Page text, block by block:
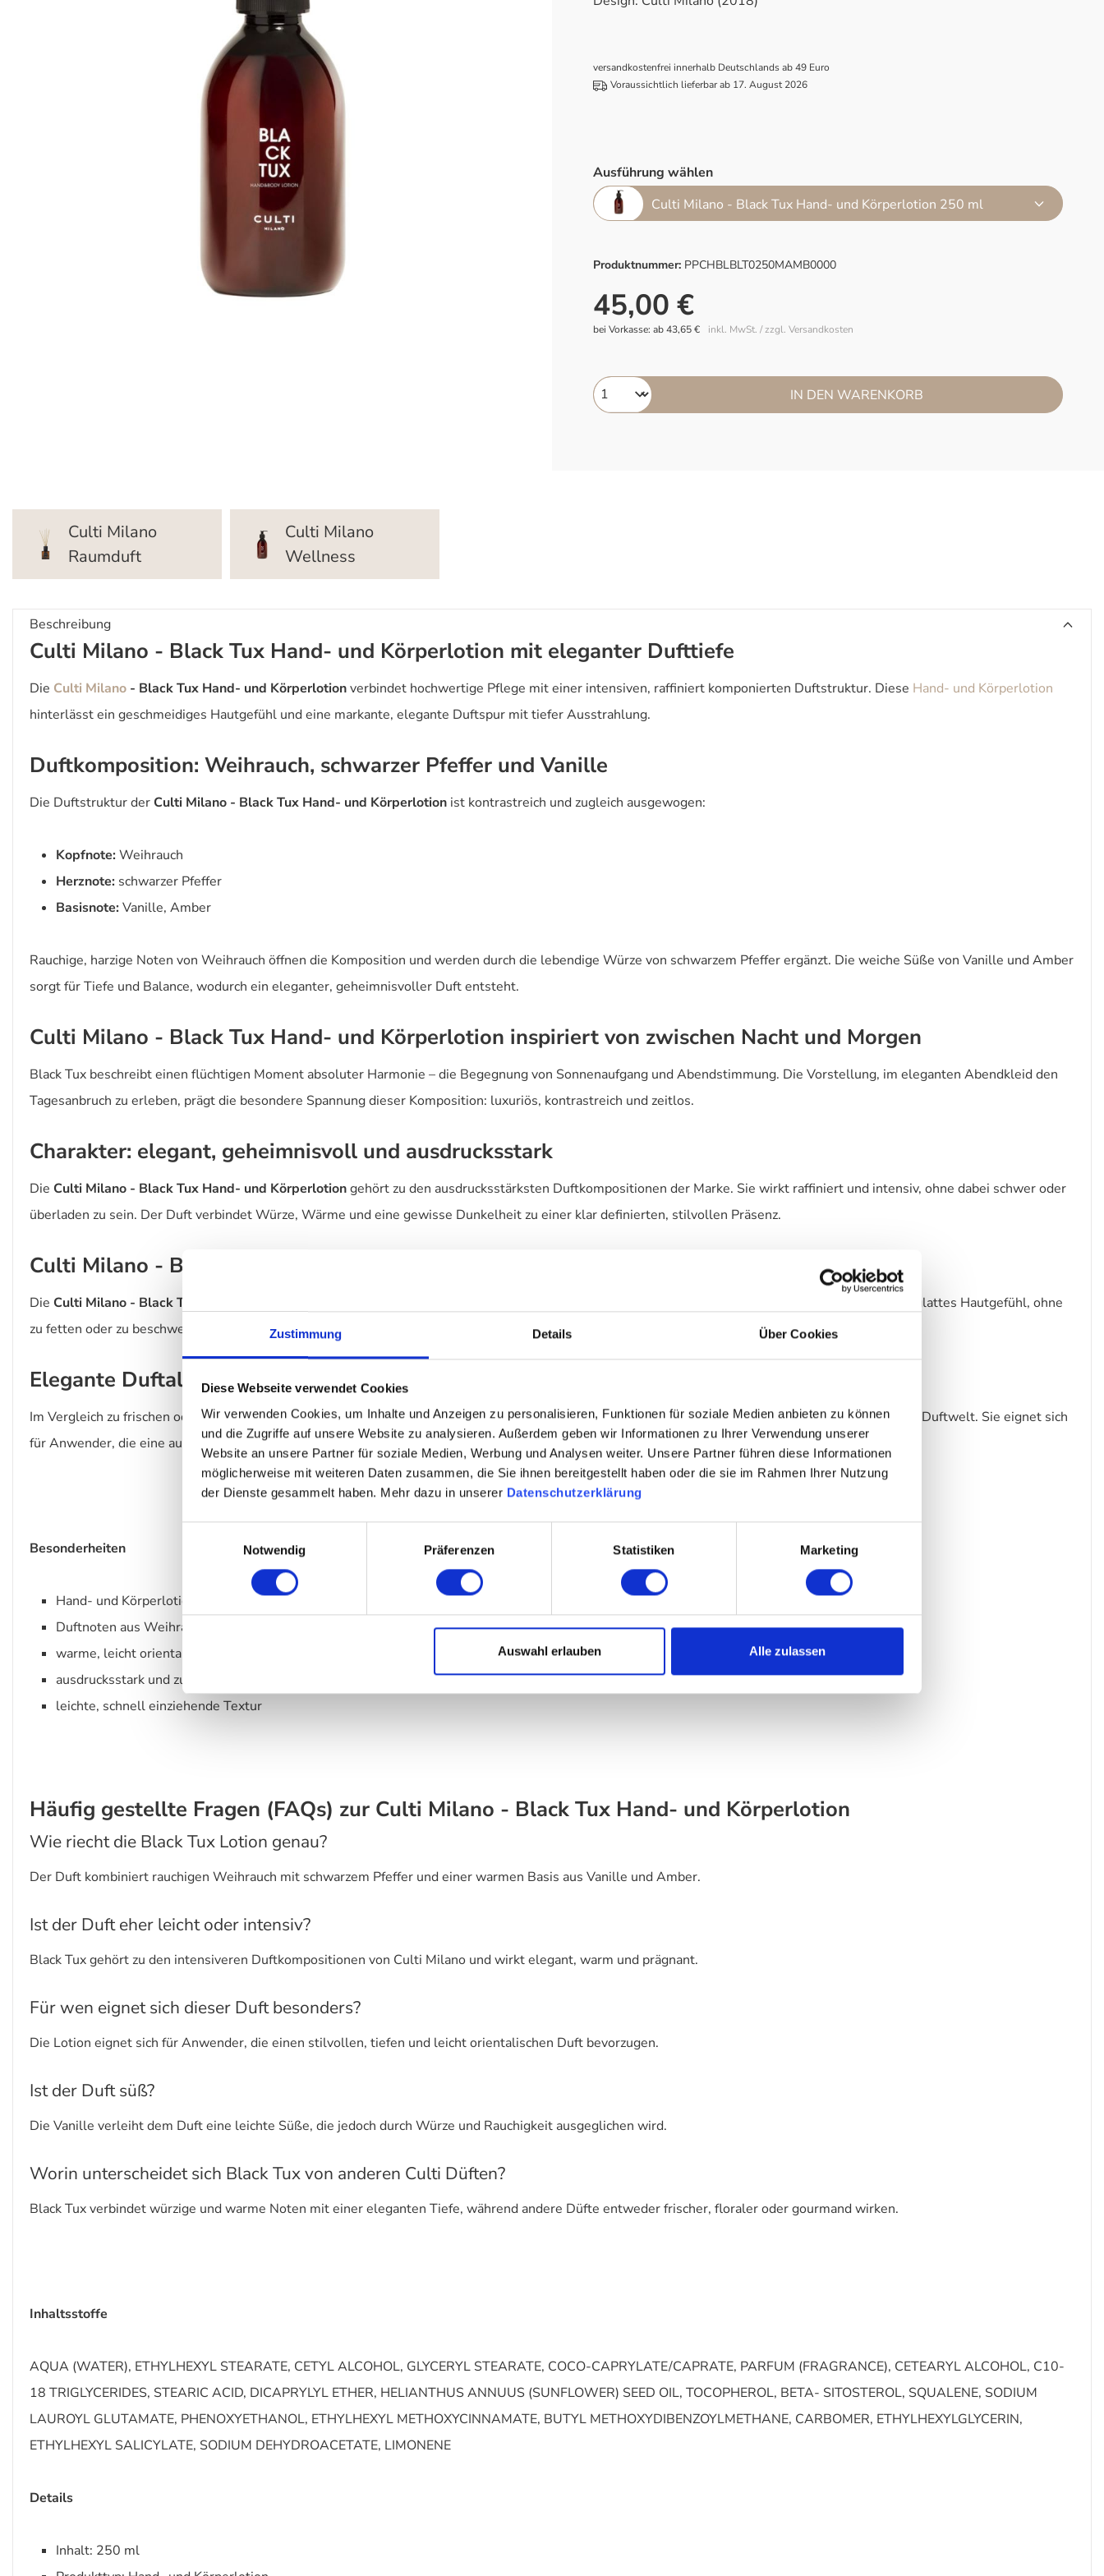
Zustimmung Details Über Cookies
Diese Webseite verwendet Cookies
Wir verwenden Cookies, um Inhalte und Anzeigen zu personalisieren, Funktionen für soziale Medien anbieten zu können
und die Zugriffe auf unsere Website zu analysieren. Außerdem geben wir Informationen zu Ihrer Verwendung unserer
Website an unsere Partner für soziale Medien, Werbung und Analysen weiter. Unsere Partner führen diese Informationen
möglicherweise mit weiteren Daten zusammen, die Sie ihnen bereitgestellt haben oder die sie im Rahmen Ihrer Nutzung
der Dienste gesammelt haben. Mehr dazu in unserer Datenschutzerklärung
Notwendig
Präferenzen Statistiken Marketing
Auswahl erlauben Alle zulassen
versandkostenfrei innerhalb Deutschlands ab 49 Euro
Voraussichtlich lieferbar ab 17. August 2026
Ausführung wählen
Culti Milano - Black Tux Hand- und Körperlotion 250 ml
Produktnummer: PPCHBLBLT0250MAMB0000
45,00 €
inkl. MwSt. / zzgl. Versandkosten
bei Vorkasse: ab 43,65 €
IN DEN WARENKORB
Culti Milano
Raumduft
Culti Milano
Wellness
Beschreibung
Culti Milano - Black Tux Hand- und Körperlotion mit eleganter Dufttiefe
Die Culti Milano - Black Tux Hand- und Körperlotionverbindet hochwertige Pflege mit einer intensiven, raffiniert komponierten Duftstruktur. Diese Hand- und Körperlotion
hinterlässt ein geschmeidiges Hautgefühl und eine markante, elegante Duftspur mit tiefer Ausstrahlung.
Duftkomposition: Weihrauch, schwarzer Pfeffer und Vanille
Die Duftstruktur der Culti Milano - Black Tux Hand- und Körperlotion ist kontrastreich und zugleich ausgewogen:
Kopfnote: Weihrauch
Herznote: schwarzer Pfeffer
Basisnote: Vanille, Amber
Rauchige, harzige Noten von Weihrauch öffnen die Komposition und werden durch die lebendige Würze von schwarzem Pfeffer ergänzt. Die weiche Süße von Vanille und Amber
sorgt für Tiefe und Balance, wodurch ein eleganter, geheimnisvoller Duft entsteht.
Culti Milano - Black Tux Hand- und Körperlotion inspiriert von zwischen Nacht und Morgen
Black Tux beschreibt einen flüchtigen Moment absoluter Harmonie – die Begegnung von Sonnenaufgang und Abendstimmung. Die Vorstellung, im eleganten Abendkleid den
Tagesanbruch zu erleben, prägt die besondere Spannung dieser Komposition: luxuriös, kontrastreich und zeitlos.
Charakter: elegant, geheimnisvoll und ausdrucksstark
Die Culti Milano - Black Tux Hand- und Körperlotiongehört zu den ausdrucksstärksten Duftkompositionen der Marke. Sie wirkt raffiniert und intensiv, ohne dabei schwer oder
überladen zu sein. Der Duft verbindet Würze, Wärme und eine gewisse Dunkelheit zu einer klar definierten, stilvollen Präsenz.
Culti Milano - Black Tux Hand- und Körperlotion: leichte Textur für tägliche Pflege
Die Culti Milano - Black Tux Hand- und Körperlotion
besitzt eine seidige, schnell einziehende Konsistenz. Sie spendet Feuchtigkeit und sorgt für ein glattes Hautgefühl, ohne
zu fetten oder zu beschweren.
Elegante Duftalternative mit Tiefe
Im Vergleich zu frischen oder zitrischen Düften steht die Culti Milano - Black Tux Hand- und Körperlotionfür eine warme, leicht orientalisch geprägte Duftwelt. Sie eignet sich
für Anwender, die eine ausdrucksstarke und zugleich elegante Duftsignatur bevorzugen.
Besonderheiten
Hand- und Körperlotion mit elegant-würziger Duftstruktur
Duftnoten aus Weihrauch, schwarzem Pfeffer und Vanille
warme, leicht orientalische Duftwirkung
ausdrucksstark und zugleich ausgewogen
leichte, schnell einziehende Textur
Häufig gestellte Fragen (FAQs) zur Culti Milano - Black Tux Hand- und Körperlotion
Wie riecht die Black Tux Lotion genau?
Der Duft kombiniert rauchigen Weihrauch mit schwarzem Pfeffer und einer warmen Basis aus Vanille und Amber.
Ist der Duft eher leicht oder intensiv?
Black Tux gehört zu den intensiveren Duftkompositionen von Culti Milano und wirkt elegant, warm und prägnant.
Für wen eignet sich dieser Duft besonders?
Die Lotion eignet sich für Anwender, die einen stilvollen, tiefen und leicht orientalischen Duft bevorzugen.
Ist der Duft süß?
Die Vanille verleiht dem Duft eine leichte Süße, die jedoch durch Würze und Rauchigkeit ausgeglichen wird.
Worin unterscheidet sich Black Tux von anderen Culti Düften?
Black Tux verbindet würzige und warme Noten mit einer eleganten Tiefe, während andere Düfte entweder frischer, floraler oder gourmand wirken.
Inhaltsstoffe
AQUA (WATER), ETHYLHEXYL STEARATE, CETYL ALCOHOL, GLYCERYL STEARATE, COCO-CAPRYLATE/CAPRATE, PARFUM (FRAGRANCE), CETEARYL ALCOHOL, C10-
18 TRIGLYCERIDES, STEARIC ACID, DICAPRYLYL ETHER, HELIANTHUS ANNUUS (SUNFLOWER) SEED OIL, TOCOPHEROL, BETA- SITOSTEROL, SQUALENE, SODIUM
LAUROYL GLUTAMATE, PHENOXYETHANOL, ETHYLHEXYL METHOXYCINNAMATE, BUTYL METHOXYDIBENZOYLMETHANE, CARBOMER, ETHYLHEXYLGLYCERIN,
ETHYLHEXYL SALICYLATE, SODIUM DEHYDROACETATE, LIMONENE
Details
Inhalt: 250 ml